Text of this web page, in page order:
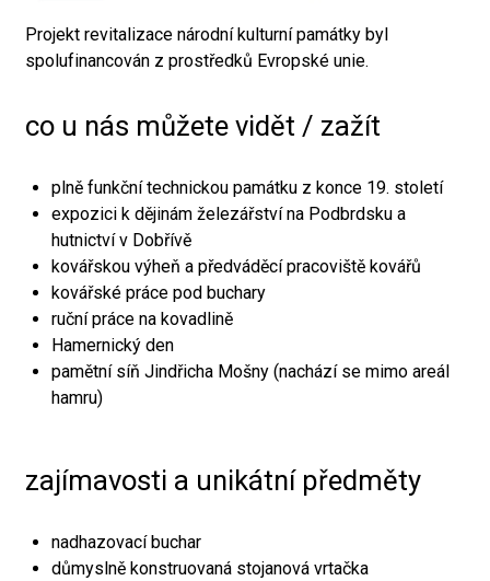
Projekt revitalizace národní kulturní památky byl
spolufinancován z prostředků Evropské unie.
co u nás můžete vidět / zažít
plně funkční technickou památku z konce 19. století
expozici k dějinám železářství na Podbrdsku a
hutnictví v Dobřívě
kovářskou výheň a předváděcí pracoviště kovářů
kovářské práce pod buchary
ruční práce na kovadlině
Hamernický den
pamětní síň Jindřicha Mošny (nachází se mimo areál
hamru)
zajímavosti a unikátní předměty
nadhazovací buchar
důmyslně konstruovaná stojanová vrtačka